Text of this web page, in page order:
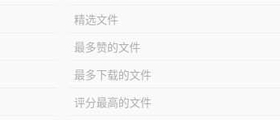
精选文件
最多赞的文件
最多下载的文件
评分最高的文件